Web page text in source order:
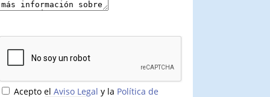
Acepto el Aviso Legal y la Política de